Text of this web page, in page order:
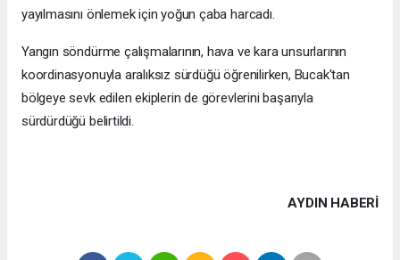
yayılmasını önlemek için yoğun çaba harcadı.
Yangın söndürme çalışmalarının, hava ve kara unsurlarının
koordinasyonuyla aralıksız sürdüğü öğrenilirken, Bucak'tan
bölgeye sevk edilen ekiplerin de görevlerini başarıyla
sürdürdüğü belirtildi.
AYDIN HABERİ